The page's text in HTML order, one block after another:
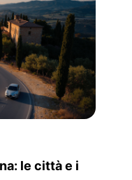
le città e i